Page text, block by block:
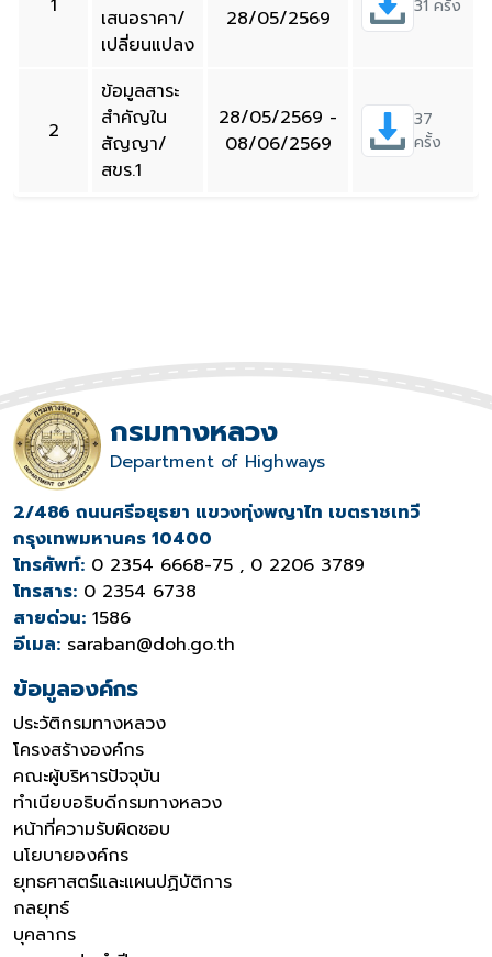
1
เสนอราคา/
เปลี่ยนแปลง
28/05/2569
31 ครั้ง
2
ข้อมูลสาระ
สำคัญใน
สัญญา/
สขร.1
28/05/2569 -
08/06/2569
37
ครั้ง
กรมทางหลวง
Department of Highways
2/486 ถนนศรีอยุธยา แขวงทุ่งพญาไท เขตราชเทวี
กรุงเทพมหานคร 10400
โทรศัพท์: 0 2354 6668-75 , 0 2206 3789
โทรสาร: 0 2354 6738
สายด่วน: 1586
อีเมล: saraban@doh.go.th
ข้อมูลองค์กร
ประวัติกรมทางหลวง
โครงสร้างองค์กร
คณะผู้บริหารปัจจุบัน
ทำเนียบอธิบดีกรมทางหลวง
หน้าที่ความรับผิดชอบ
นโยบายองค์กร
ยุทธศาสตร์และแผนปฏิบัติการ
กลยุทธ์
บุคลากร